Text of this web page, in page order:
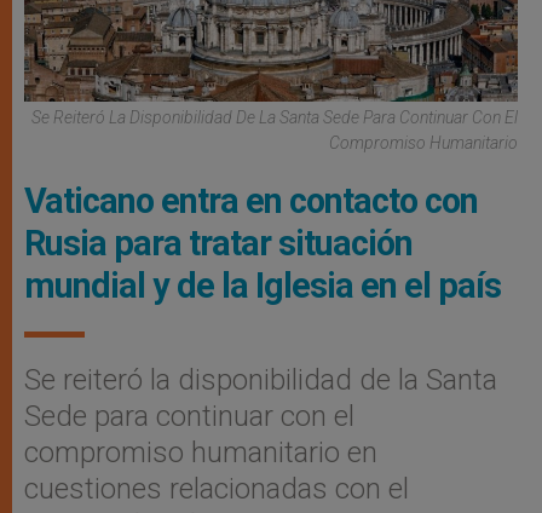
Se Reiteró La Disponibilidad De La Santa Sede Para Continuar Con El
Compromiso Humanitario
Vaticano entra en contacto con
Rusia para tratar situación
mundial y de la Iglesia en el país
Se reiteró la disponibilidad de la Santa
Sede para continuar con el
compromiso humanitario en
cuestiones relacionadas con el